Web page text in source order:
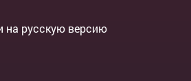
на русскую версию